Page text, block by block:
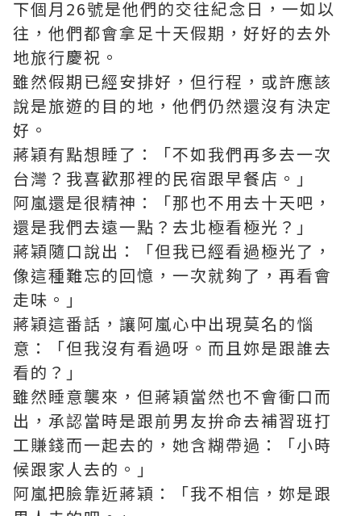
下個月26號是他們的交往紀念日，一如以
往，他們都會拿足十天假期，好好的去外
地旅行慶祝。
雖然假期已經安排好，但行程，或許應該
說是旅遊的目的地，他們仍然還沒有決定
好。
蔣穎有點想睡了：「不如我們再多去一次
台灣？我喜歡那裡的民宿跟早餐店。」
阿嵐還是很精神：「那也不用去十天吧，
還是我們去遠一點？去北極看極光？」
蔣穎隨口說出：「但我已經看過極光了，
像這種難忘的回憶，一次就夠了，再看會
走味。」
蔣穎這番話，讓阿嵐心中出現莫名的惱
意：「但我沒有看過呀。而且妳是跟誰去
看的？」
雖然睡意襲來，但蔣穎當然也不會衝口而
出，承認當時是跟前男友拚命去補習班打
工賺錢而一起去的，她含糊帶過：「小時
候跟家人去的。」
阿嵐把臉靠近蔣穎：「我不相信，妳是跟